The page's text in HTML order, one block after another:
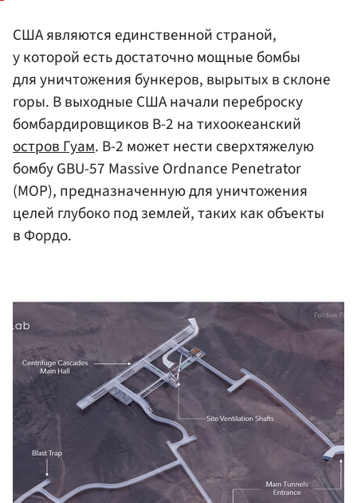
США являются единственной страной,
у которой есть достаточно мощные бомбы
для уничтожения бункеров, вырытых в склоне
горы. В выходные США начали переброску
бомбардировщиков B-2 на тихоокеанский
остров Гуам. B-2 может нести сверхтяжелую
бомбу GBU-57 Massive Ordnance Penetrator
(МОР), предназначенную для уничтожения
целей глубоко под землей, таких как объекты
в Фордо.